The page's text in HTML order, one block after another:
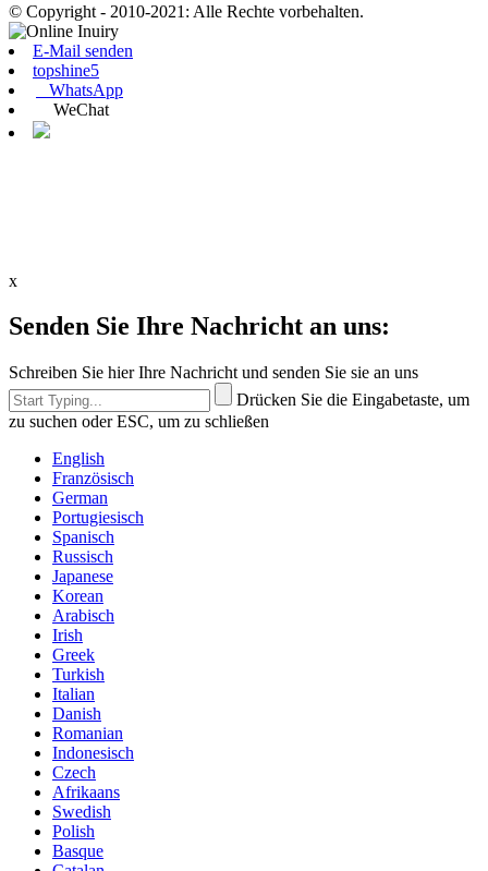
© Copyright - 2010-2021: Alle Rechte vorbehalten.
E-Mail senden
topshine5
WhatsApp
WeChat
x
Senden Sie Ihre Nachricht an uns:
Schreiben Sie hier Ihre Nachricht und senden Sie sie an uns
Drücken Sie die Eingabetaste, um
zu suchen oder ESC, um zu schließen
English
Französisch
German
Portugiesisch
Spanisch
Russisch
Japanese
Korean
Arabisch
Irish
Greek
Turkish
Italian
Danish
Romanian
Indonesisch
Czech
Afrikaans
Swedish
Polish
Basque